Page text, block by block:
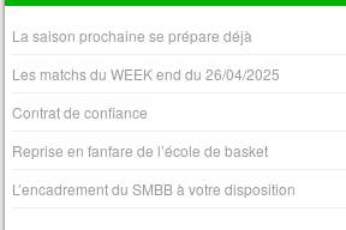
La saison prochaine se prépare déjà
Les matchs du WEEK end du 26/04/2025
Contrat de confiance
Reprise en fanfare de l’école de basket
L’encadrement du SMBB à votre disposition